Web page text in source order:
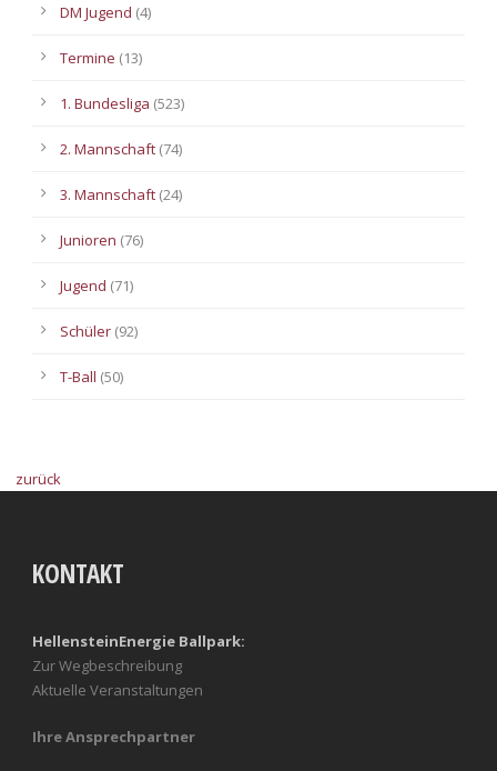
DM Jugend (4)
Termine (13)
1. Bundesliga (523)
2. Mannschaft (74)
3. Mannschaft (24)
Junioren (76)
Jugend (71)
Schüler (92)
T-Ball (50)
zurück
KONTAKT
HellensteinEnergie Ballpark:
Zur Wegbeschreibung
Aktuelle Veranstaltungen
Ihre Ansprechpartner